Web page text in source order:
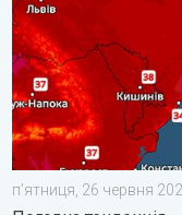
пʼятниця, 26 червня